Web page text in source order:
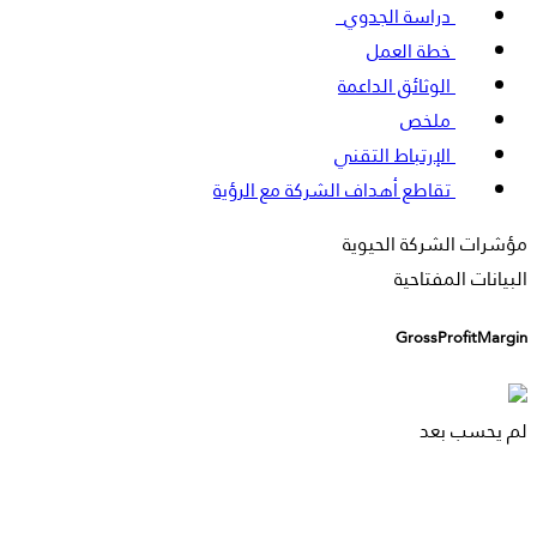
دراسة الجدوي
خطة العمل
الوثائق الداعمة
ملخص
الإرتباط التقني
تقاطع أهداف الشركة مع الرؤية
مؤشرات الشركة الحيوية
البيانات المفتاحية
GrossProfitMargin
لم يحسب بعد